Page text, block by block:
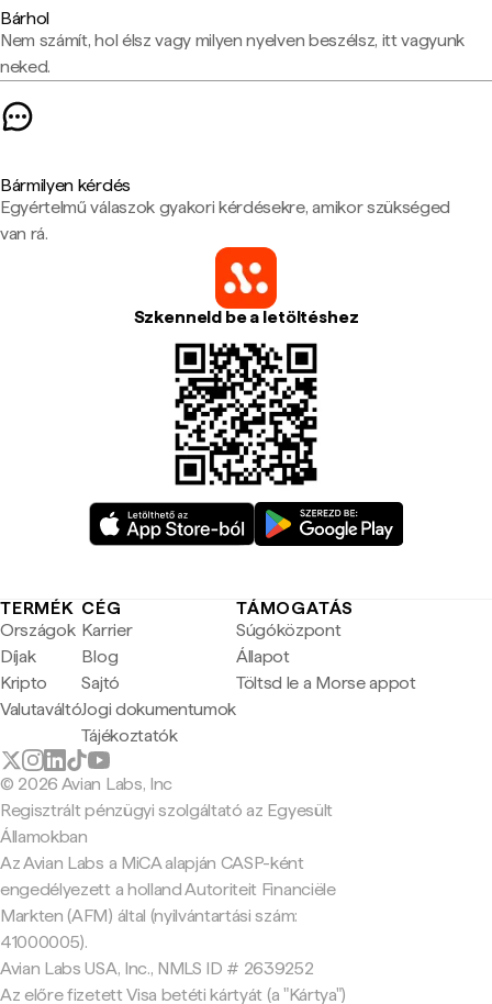
Bárhol
Nem számít, hol élsz vagy milyen nyelven beszélsz, itt vagyunk
neked.
Bármilyen kérdés
Egyértelmű válaszok gyakori kérdésekre, amikor szükséged
van rá.
Szkenneld be a letöltéshez
TERMÉK
Országok
Díjak
Kripto
Valutaváltó
CÉG
Karrier
Blog
Sajtó
Jogi dokumentumok
Tájékoztatók
TÁMOGATÁS
Súgóközpont
Állapot
Töltsd le a Morse appot
© 2026 Avian Labs, Inc
Regisztrált pénzügyi szolgáltató az Egyesült
Államokban
Az Avian Labs a MiCA alapján CASP-ként
engedélyezett a holland Autoriteit Financiële
Markten (AFM) által (nyilvántartási szám:
41000005).
Avian Labs USA, Inc., NMLS ID # 2639252
Az előre fizetett Visa betéti kártyát (a "Kártya")